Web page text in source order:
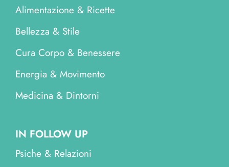
Alimentazione & Ricette
Bellezza & Stile
Cura Corpo & Benessere
Energia & Movimento
Medicina & Dintorni
IN FOLLOW UP
Psiche & Relazioni